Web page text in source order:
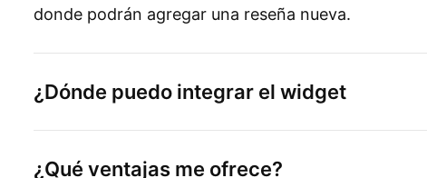
donde podrán agregar una reseña nueva.
¿Dónde puedo integrar el widget
¿Qué ventajas me ofrece?